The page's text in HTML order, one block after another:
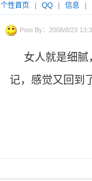
个性首页 QQ 信息
Post By：2008/8/23
女人就是细
记，感觉又回到